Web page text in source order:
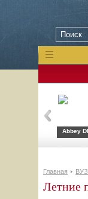
Abbey
Главная
Летние